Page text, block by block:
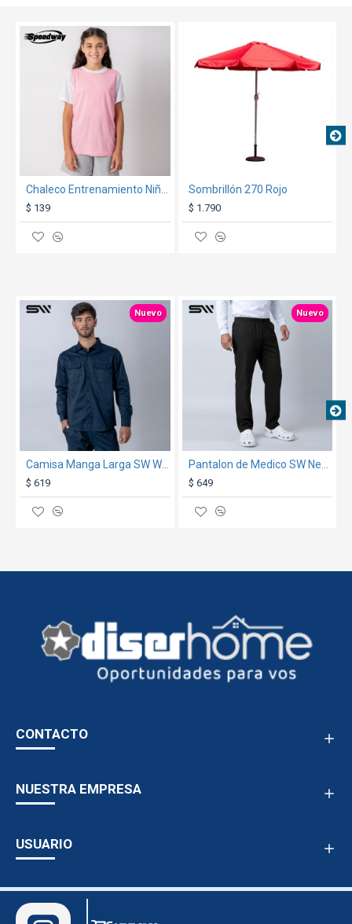
transporte silencio y suave, además de rotación 360.
Están pensadas para ser fáciles de transportar en
múltiples superficies. La manija cuenta con un
sistema retráctil de aluminio que se adapta a tu
altura y botón de desbloqueo de la mejor calidad.
¡Esta valija pone primero tu comodidad!
¡Lo que importa es lo de adentro! Nuestras Valijas
Premium cuentan con 5 bolsillos interiores de
distintos tamaños, de los cuales dos son
escondidos. Las correas cruzadas te permiten
organizar tu ropa sin que se caiga o se desdoble en el
Medidas:
20" (Carry On), Altura 58cm, Ancho 35cm,
Profundidad 20cm. Peso: 2,4kg
24", Altura 65cm, Ancho 44cm, Profundidad 25cm.
Peso: 3,2kg
28", Altura 75cm, Ancho 50cm, Profundidad 30cm.
Peso: 4kg
TEXTTRANSPARENTE
$ 139
Sombrillón 270 Rojo
$ 1.790
Nuevo
TEXTTRANSPARENTE
$ 619
Nuevo
TEXTTRANSPARENTE
$ 649
CONTACTO
NUESTRA EMPRESA
USUARIO